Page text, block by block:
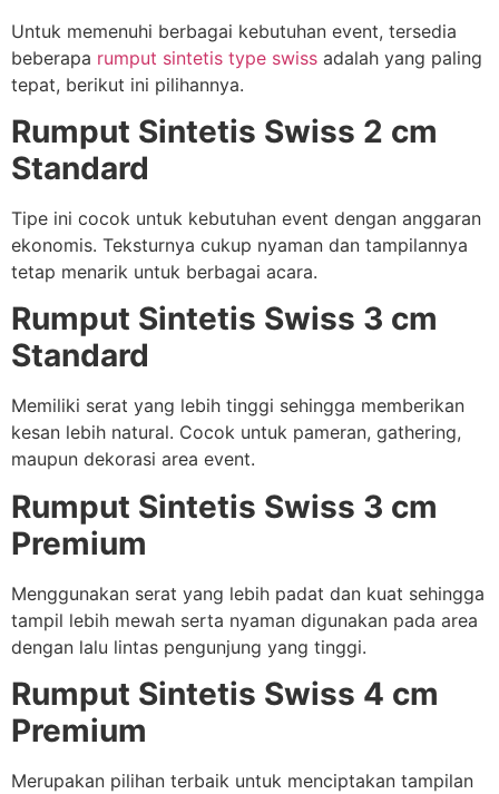
Untuk memenuhi berbagai kebutuhan event, tersedia
beberapa rumput sintetis type swiss adalah yang paling
tepat, berikut ini pilihannya.
Rumput Sintetis Swiss 2 cm
Standard
Tipe ini cocok untuk kebutuhan event dengan anggaran
ekonomis. Teksturnya cukup nyaman dan tampilannya
tetap menarik untuk berbagai acara.
Rumput Sintetis Swiss 3 cm
Standard
Memiliki serat yang lebih tinggi sehingga memberikan
kesan lebih natural. Cocok untuk pameran, gathering,
maupun dekorasi area event.
Rumput Sintetis Swiss 3 cm
Premium
Menggunakan serat yang lebih padat dan kuat sehingga
tampil lebih mewah serta nyaman digunakan pada area
dengan lalu lintas pengunjung yang tinggi.
Rumput Sintetis Swiss 4 cm
Premium
Merupakan pilihan terbaik untuk menciptakan tampilan